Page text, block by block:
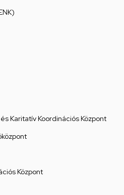
Karitatív Koordinációs Központ
Központ